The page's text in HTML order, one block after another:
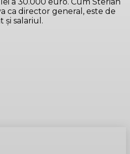
ca director general, este de
şi salariul.